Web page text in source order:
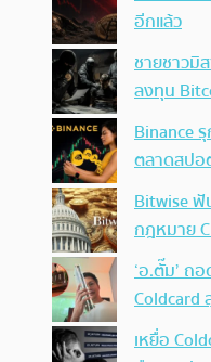
อีกแล้ว
ชายชาวมิ
ลงทุน
Binance
ตลาดสปอ
Bitwise ฟั
กฎหมาย
‘อ.ตั๊ม’ ถ
Coldcard
เหยื่อ